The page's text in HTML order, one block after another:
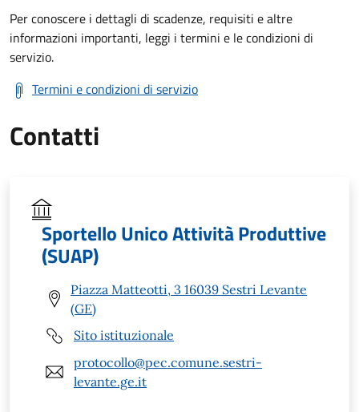
Per conoscere i dettagli di scadenze, requisiti e altre
informazioni importanti, leggi i termini e le condizioni di
servizio.
Termini e condizioni di servizio
Contatti
Sportello Unico Attività Produttive
(SUAP)
Piazza Matteotti, 3 16039 Sestri Levante
(GE)
Sito istituzionale
protocollo@pec.comune.sestri-
levante.ge.it